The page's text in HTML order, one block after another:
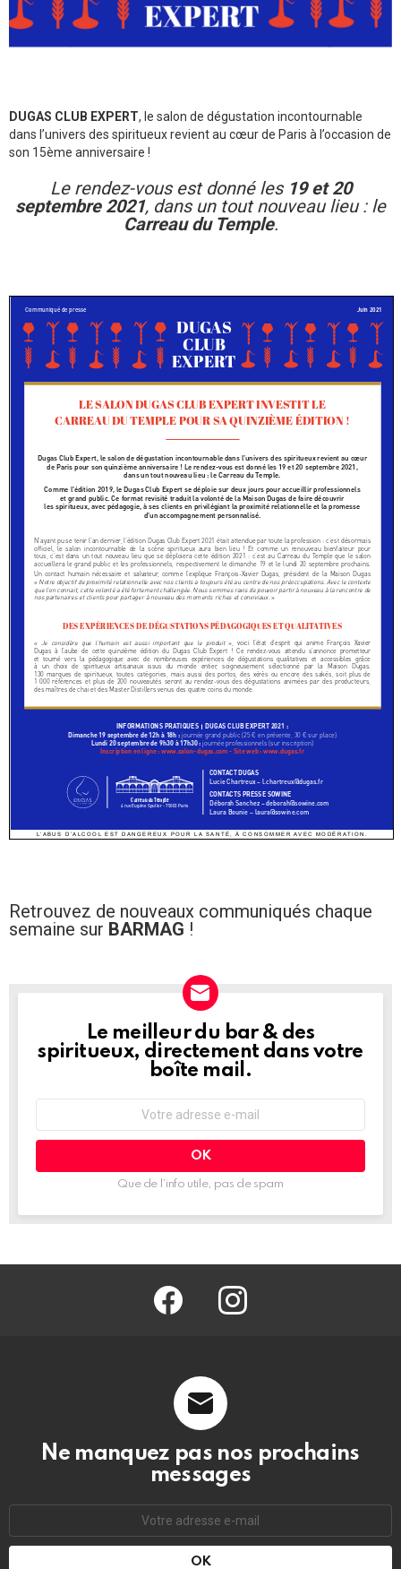
DUGAS CLUB EXPERT, le salon de dégustation incontournable
dans l’univers des spiritueux revient au cœur de Paris à l’occasion de
son 15ème anniversaire !
Le rendez-vous est donné les 19 et 20
septembre 2021, dans un tout nouveau lieu : le
Carreau du Temple.
Retrouvez de nouveaux communiqués chaque
semaine sur BARMAG !
NEWSLETTER
Le meilleur du bar & des
spiritueux, directement dans votre
boîte mail.
mail
Que de l’info utile, pas de spam
facebook @barmag.fr
Ne manquez pas nos prochains
messages
mail